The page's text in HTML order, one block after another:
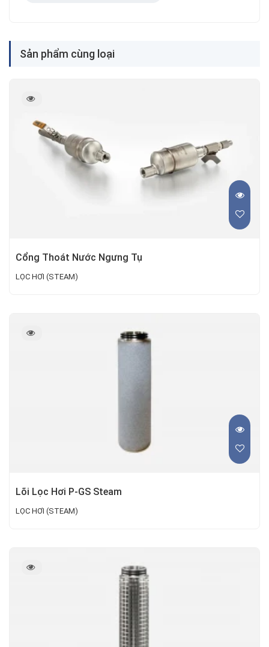
Sản phẩm cùng loại
Cổng Thoát Nước Ngưng Tụ
LỌC HƠI (STEAM)
Lõi Lọc Hơi P-GS Steam
LỌC HƠI (STEAM)